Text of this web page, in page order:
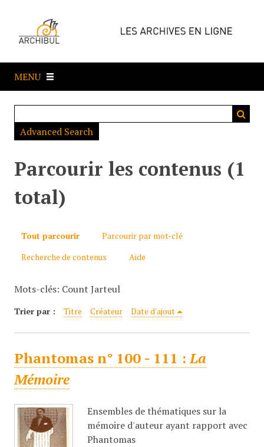
e
a
MENU
Advanced Search
Parcourir les contenus (1
total)
Tout parcourir
Parcourir par mot-clé
Recherche de contenus
Aide
Mots-clés: Count Jarteul
Trier par : Titre Créateur Date d'ajout
Phantomas n° 100 - 111 :La
Mémoire
Ensembles de thématiques sur la
mémoire d'auteur ayant rapport avec
Phantomas